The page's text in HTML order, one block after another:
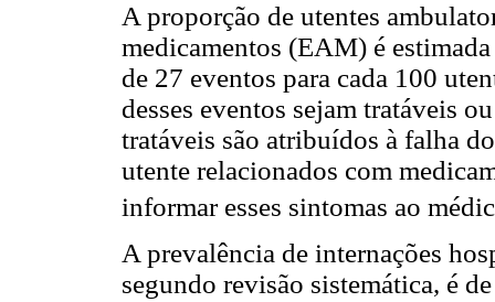
A proporção de utentes
medicamentos (EAM) é
de 27 eventos para cada 100
desses eventos sejam tratáveis
tratáveis são atribuídos à falha
utente relacionados com
informar esses sintomas ao
A prevalência de internações
segundo revisão sistemática, é